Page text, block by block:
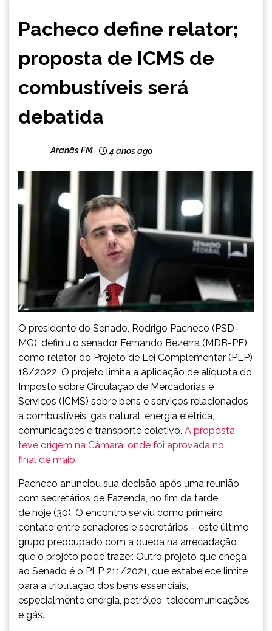
NOTÍCIAS
Pacheco define relator;
proposta de ICMS de
combustíveis será
debatida
Aranãs FM 4 anos ago
O presidente do Senado, Rodrigo Pacheco (PSD-
MG), definiu o senador Fernando Bezerra (MDB-PE)
como relator do Projeto de Lei Complementar (PLP)
18/2022. O projeto limita a aplicação de alíquota do
Imposto sobre Circulação de Mercadorias e
Serviços (ICMS) sobre bens e serviços relacionados
a combustíveis, gás natural, energia elétrica,
comunicações e transporte coletivo. A proposta
teve origem na Câmara, onde foi aprovada no
final de maio.
Pacheco anunciou sua decisão após uma reunião
com secretários de Fazenda, no fim da tarde
de hoje (30). O encontro serviu como primeiro
contato entre senadores e secretários – este último
grupo preocupado com a queda na arrecadação
que o projeto pode trazer. Outro projeto que chega
ao Senado é o PLP 211/2021, que estabelece limite
para a tributação dos bens essenciais,
especialmente energia, petróleo, telecomunicações
e gás.